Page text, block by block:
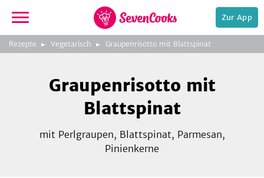
zur
Startseite
Zur App
Rezepte Vegetarisch Graupenrisotto mit BlattspinatFoto:
Foto:
Bild
3
zeigen
Foto:
Graupenrisotto mit
Blattspinat
mit Perlgraupen, Blattspinat, Parmesan,
Pinienkerne